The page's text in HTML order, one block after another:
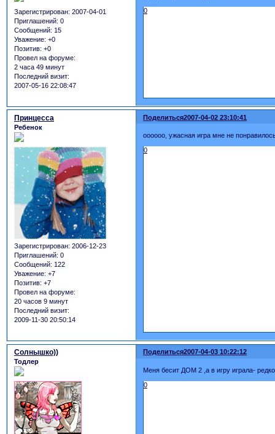
Зарегистрирован: 2007-04-01
Приглашений: 0
Сообщений: 15
Уважение: +0
Позитив: +0
Провел на форуме:
2 часа 49 минут
Последний визит:
2007-05-16 22:08:47
0
Поделиться2007-04-02 23:10:41
Принцесса
Ребенок
Зарегистрирован: 2006-12-23
Приглашений: 0
Сообщений: 122
Уважение: +7
Позитив: +7
Провел на форуме:
20 часов 9 минут
Последний визит:
2009-11-30 20:50:14
оооооо, ужасная игра мне не
0
Поделиться2007-04-03 10:22:12
Солнышко))
Тодлер
Меня бесит ДОМ 2 ,а в игру играла-
0